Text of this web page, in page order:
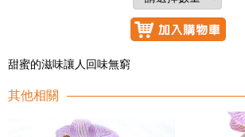
甜蜜的滋味讓人回味無窮
其他相關